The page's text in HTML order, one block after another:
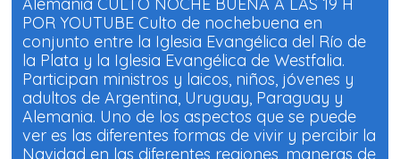
POR YOUTUBE Culto de nochebuena en
conjunto entre la Iglesia Evangélica del Río de
la Plata y la Iglesia Evangélica de Westfalia.
Participan ministros y laicos, niños, jóvenes y
adultos de Argentina, Uruguay, Paraguay y
Alemania. Uno de los aspectos que se puede
ver es las diferentes formas de vivir y percibir la
Navidad en las diferentes regiones, maneras de